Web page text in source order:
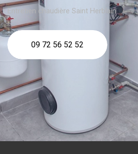
Entretien chaudière Saint Herblain
09 72 56 52 52